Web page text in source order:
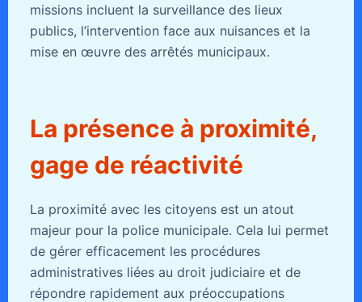
missions incluent la surveillance des lieux
publics, l’intervention face aux nuisances et la
mise en œuvre des arrêtés municipaux.
La présence à proximité,
gage de réactivité
La proximité avec les citoyens est un atout
majeur pour la police municipale. Cela lui permet
de gérer efficacement les procédures
administratives liées au droit judiciaire et de
répondre rapidement aux préoccupations